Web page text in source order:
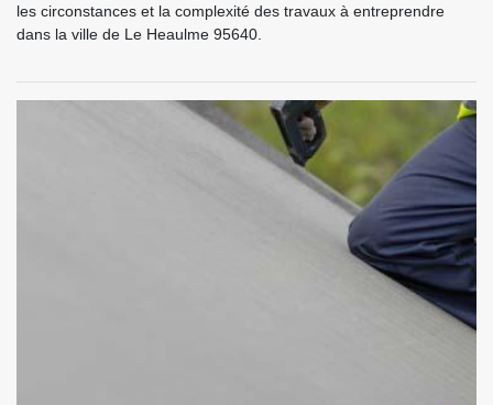
les circonstances et la complexité des travaux à entreprendre
dans la ville de Le Heaulme 95640.